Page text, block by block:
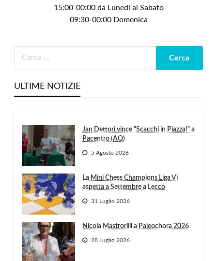
15:00-00:00 da Lunedì al Sabato
09:30-00:00 Domenica
ULTIME NOTIZIE
Jan Dettori vince “Scacchi in Piazza!” a
Pacentro (AQ)
5 Agosto 2026
La Mini Chess Champions Liga Vi
aspetta a Settembre a Lecco
31 Luglio 2026
Nicola Mastrorilli a Paleochora 2026
28 Luglio 2026